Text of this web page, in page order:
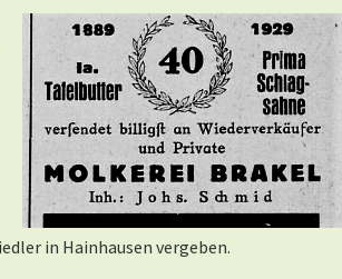
in Hainhausen vergeben.